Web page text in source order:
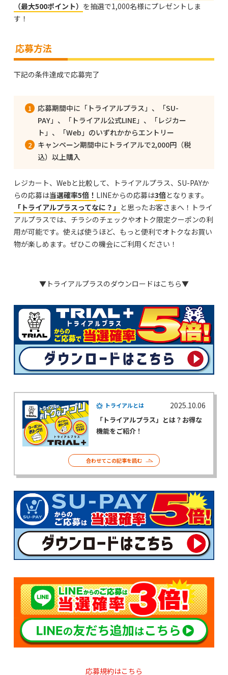
（最大500ポイント） を抽選で1,000名様にプレゼントしま
す！
応募方法
下記の条件達成で応募完了
応募期間中に「トライアルプラス」、「SU-
PAY」、「トライアル公式LINE」、「レジカー
ト」、「Web」のいずれかからエントリー
キャンペーン期間中にトライアルで2,000円（税
込）以上購入
レジカート、Webと比較して、トライアルプラス、SU-PAYか
らの応募は当選確率5倍！ LINEからの応募は3倍となります。
「トライアルプラスってなに？」 と思ったお客さまへ！トライ
アルプラスでは、チラシのチェックやオトク限定クーポンの利
用が可能です。使えば使うほど、もっと便利でオトクなお買い
物が楽しめます。ぜひこの機会にご利用ください！
▼トライアルプラスのダウンロードはこちら▼
トライアルとは 2025.10.06
「トライアルプラス」とは？お得な
機能をご紹介！
合わせてこの記事を読む
応募規約はこちら